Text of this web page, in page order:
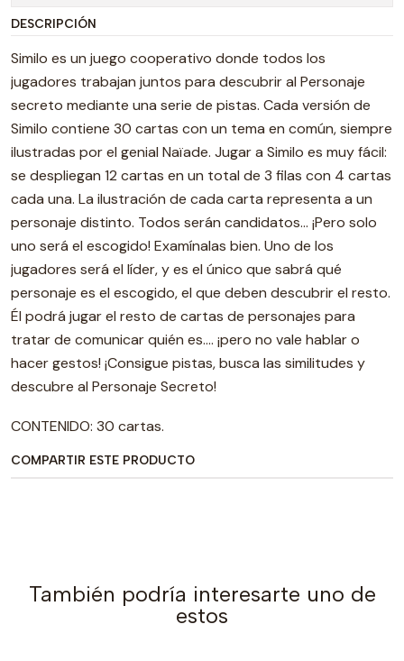
DESCRIPCIÓN
Similo es un juego cooperativo donde todos los
jugadores trabajan juntos para descubrir al Personaje
secreto mediante una serie de pistas. Cada versión de
Similo contiene 30 cartas con un tema en común, siempre
ilustradas por el genial Naïade. Jugar a Similo es muy fácil:
se despliegan 12 cartas en un total de 3 filas con 4 cartas
cada una. La ilustración de cada carta representa a un
personaje distinto. Todos serán candidatos... ¡Pero solo
uno será el escogido! Examínalas bien. Uno de los
jugadores será el líder, y es el único que sabrá qué
personaje es el escogido, el que deben descubrir el resto.
Él podrá jugar el resto de cartas de personajes para
tratar de comunicar quién es.... ¡pero no vale hablar o
hacer gestos! ¡Consigue pistas, busca las similitudes y
descubre al Personaje Secreto!
CONTENIDO: 30 cartas.
COMPARTIR ESTE PRODUCTO
También podría interesarte uno de
estos